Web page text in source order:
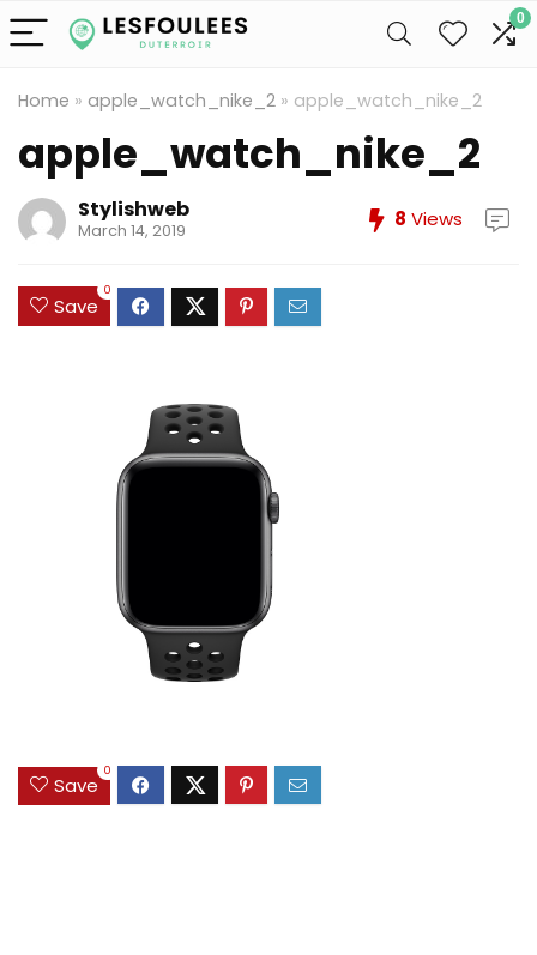
0
Home » apple_watch_nike_2 » apple_watch_nike_2
apple_watch_nike_2
Stylishweb
March 14, 2019 8 Views
Save
0
Save
0